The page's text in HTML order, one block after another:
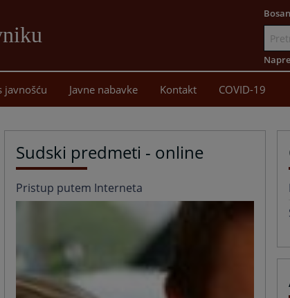
sadržaj
javnošću Javne nabavke Kontakt COVID-19
Sudski predmeti - online
Pristup putem Interneta